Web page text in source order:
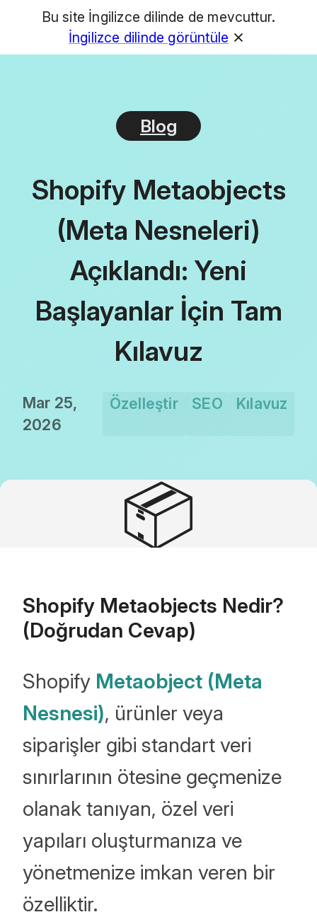
GET
Blog
Shopify Metaobjects
(Meta Nesneleri)
Açıklandı: Yeni
Başlayanlar İçin Tam
Kılavuz
Mar 25,
2026
Özelleştir SEO Kılavuz
📦
Shopify Metaobjects Nedir?
(Doğrudan Cevap)
Shopify Metaobject (Meta
Nesnesi), ürünler veya
siparişler gibi standart veri
sınırlarının ötesine geçmenize
olanak tanıyan, özel veri
yapıları oluşturmanıza ve
yönetmenize imkan veren bir
özelliktir.
Bu site İngilizce dilinde de mevcuttur.
İngilizce dilinde görüntüle